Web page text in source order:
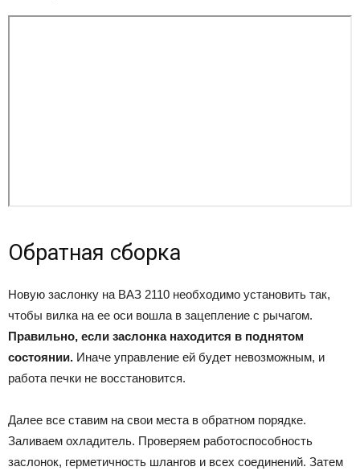
Обратная сборка
Новую заслонку на ВАЗ 2110 необходимо установить так,
чтобы вилка на ее оси вошла в зацепление с рычагом.
Правильно, если заслонка находится в поднятом
состоянии. Иначе управление ей будет невозможным, и
работа печки не восстановится.
Далее все ставим на свои места в обратном порядке.
Заливаем охладитель. Проверяем работоспособность
заслонок, герметичность шлангов и всех соединений. Затем